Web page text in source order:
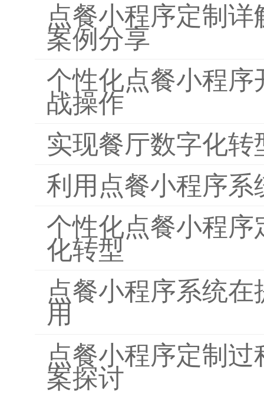
点餐小程序定制
案例分享
个性化点餐小程
战操作
实现餐厅数字化
利用点餐小程序
个性化点餐小程
化转型
点餐小程序系统
用
点餐小程序定制
案探讨